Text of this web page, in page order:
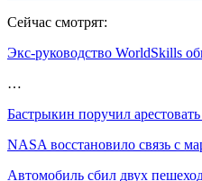
Сейчас смотрят:
Экс-руководство WorldSkills
…
Бастрыкин поручил
NASA восстановило связь с
Автомобиль сбил двух